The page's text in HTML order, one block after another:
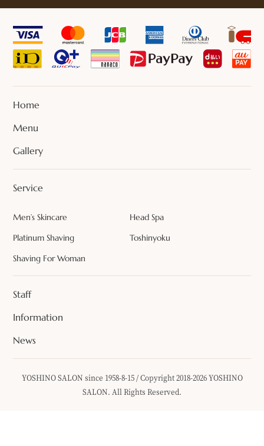
Home
Menu
Gallery
Service
Men’s Skincare
Head Spa
Platinum Shaving
Toshinyoku
Shaving For Woman
Staff
Information
News
YOSHINO SALON since 1958-8-15 / Copyright 2018-2026 YOSHINO
SALON. All Rights Reserved.